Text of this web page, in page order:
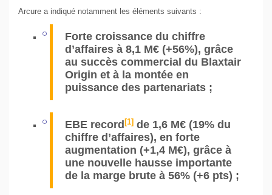
Arcure a indiqué notamment les éléments suivants :
Forte croissance du chiffre
d’affaires à 8,1 M€ (+56%), grâce
au succès commercial du Blaxtair
Origin et à la montée en
puissance des partenariats ;
EBE record [1] de 1,6 M€ (19% du
chiffre d’affaires), en forte
augmentation (+1,4 M€), grâce à
une nouvelle hausse importante
de la marge brute à 56% (+6 pts) ;